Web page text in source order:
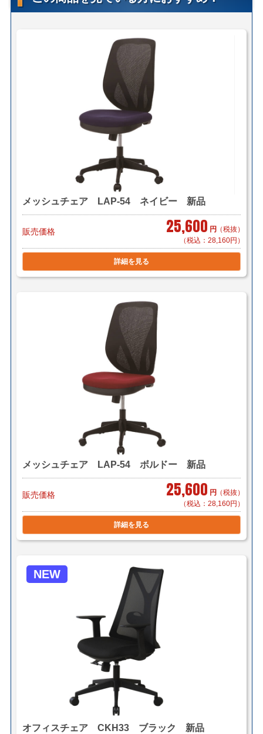
■専用可動肘付き
＊サイズ・型番等の詳細はページ下部に記載がございま
＊神奈川、首都圏対応
横浜市内 1,000円（税別）から（軒先渡し ＊簡単な搬
東京都内 5,000円（税別）から
＊お客様のご要望に応じたお渡し方法で送料算出致しま
自社便についてはこちら
＜法人様限定メーカー直送便＞
（利用条件はこちら）
【メーカー配送便(地域限定)】＊搬入まで
2,400円～/1件（税別）でお届け致します。
＊対応可能地域「東京23区内」「横浜・川崎」「千葉県
＊物量、商品のよってお見積り致します。
＊階段作業、経路養生は別途見積もりとなります。
＊組立対応可 組立費 850円/1脚（税別）
【小口送り付け便】＊軒先渡し（要お客様搬入・組立）
2,400円～/1脚（税別）でお届け致します。
＊お届け地域によってお見積り致します。
（軒先渡し）
サイズ：200cmまで(梱包サイズ)＊要お客様組立
料金はこちら
＜送料例＞（税別）
■横浜市内 1～3脚で￥1,000～（自社便・軒先渡し又は
EV有り）
＊区により異なります。
＊組立対応可 組立費 500円/1脚（税別）
■東京23区 1脚 ￥2,945（佐川急便/個人宅対応可）
1脚 ￥2,000（メーカー直送/法人様限定）
5脚で￥5,000（自社便・軒先渡し）
＊階段作業・経路養生は別途見積もり致します。
＊複数（他商品含む）ご購入の場合は同梱等、最良の方
法で送料を算出させて頂きます。
＊店頭引き渡し可能です。（要取り寄せ・来店予約）
メッシュチェア LAP-54 ネイビー 新品
販売価格 25,600 円 （税抜）
（税込：28,160円）
詳細を見る
メッシュチェア LAP-54 ボルドー 新品
販売価格 25,600 円 （税抜）
（税込：28,160円）
詳細を見る
NEW
オフィスチェア CKH33 ブラック 新品